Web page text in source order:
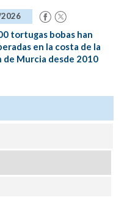
tortugas bobas han
en la costa de la
de Murcia desde 2010